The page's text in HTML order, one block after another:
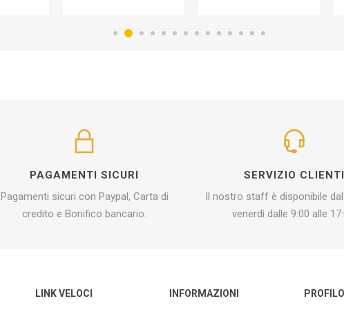
PAGAMENTI SICURI
Pagamenti sicuri con Paypal, Carta di
credito e Bonifico bancario.
SERVIZIO CLIENTI
Il nostro staff è disponibile
venerdì dalle 9:00 alle
LINK VELOCI INFORMAZIONI PROFILO